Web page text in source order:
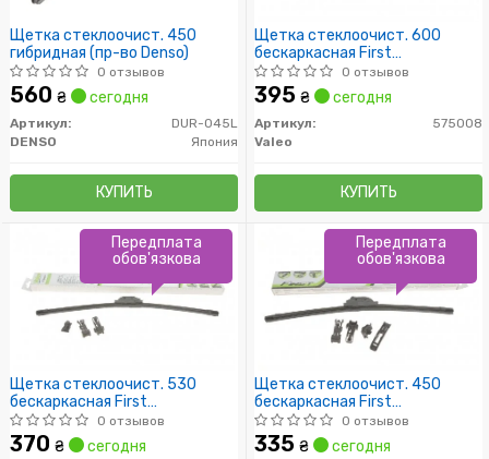
Щетка стеклоочист. 450
гибридная (пр-во Denso)
0 отзывов
560 ₴ сегодня
Артикул:
DUR-045L
DENSO
Япония
КУПИТЬ
Щетка стеклоочист. 600
бескаркасная First
Multiconnection (пр-во Valeo)
0 отзывов
395 ₴ сегодня
Артикул:
575008
Valeo
КУПИТЬ
Щетка стеклоочист. 530
бескаркасная First
Multiconnection (пр-во Valeo)
0 отзывов
370 ₴ сегодня
Передплата
обов'язкова
Щетка стеклоочист. 450
бескаркасная First
Multiconnection (пр-во Valeo)
0 отзывов
335 ₴ сегодня
Передплата
обов'язкова